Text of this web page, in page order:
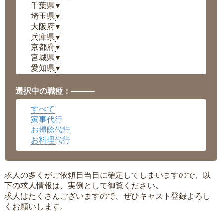
千葉県 ▼
埼玉県 ▼
大阪府▼
兵庫県 ▼
京都府▼
宮城県 ▼
愛知県 ▼
岡山県▼
広島県▼
沖縄県
選択中の職種：———
すべて
家事代行
お掃除代行
お料理代行
求人の多くがご依頼日当日に確定してしまいますので、以
下の求人情報は、実例として御覧ください。
求人はたくさんございますので、ぜひキャスト登録よろし
くお願いします。